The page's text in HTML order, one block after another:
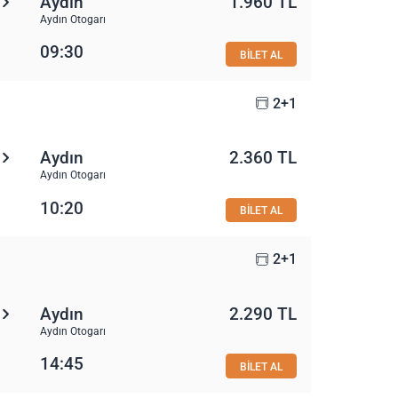
Aydın Otogarı
09:30 BİLET AL
2+1
Aydın
Aydın Otogarı
2.360 TL
10:20 BİLET AL
2+1
Aydın
Aydın Otogarı
2.290 TL
14:45 BİLET AL